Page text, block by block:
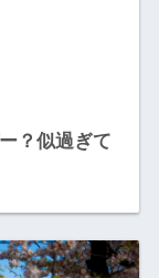
？似過ぎて